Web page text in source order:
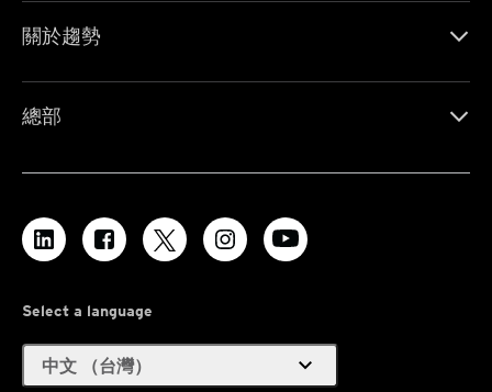
關於趨勢
總部
Select a language
中文 （台灣） expand_more